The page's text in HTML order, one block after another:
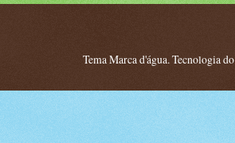
Tema Marca d'água. Tecnologia do